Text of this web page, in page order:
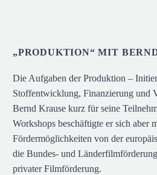
„PRODUKTION“ MIT
Die Aufgaben der Produktion –
Stoffentwicklung, Finanzierung und
Bernd Krause kurz für seine
Workshops beschäftigte er sich aber
Fördermöglichkeiten von der
die Bundes- und
privater Filmförderung.